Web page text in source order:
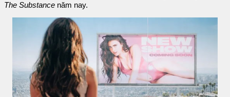
The Substance năm nay.